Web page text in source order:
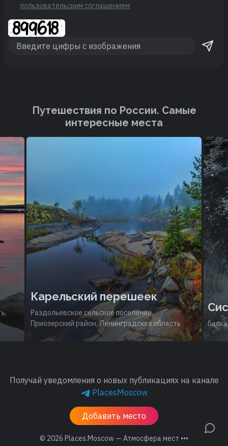
пользовательским соглашением
Путешествия по России. Cамые
интересные места
Карельский перешеек
Раздольевское сельское поселение,
Приозерский район, Ленинградская область
Получай уведомления о новых публикациях на канале
PlacesMoscow
Добавить место
© 2026 Places.Moscow — Атмосфера мест •••